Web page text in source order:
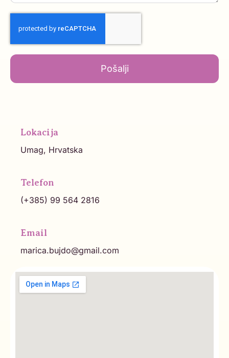
Pošalji
Lokacija
Umag, Hrvatska
Telefon
(+385) 99 564 2816
Email
marica.bujdo@gmail.com